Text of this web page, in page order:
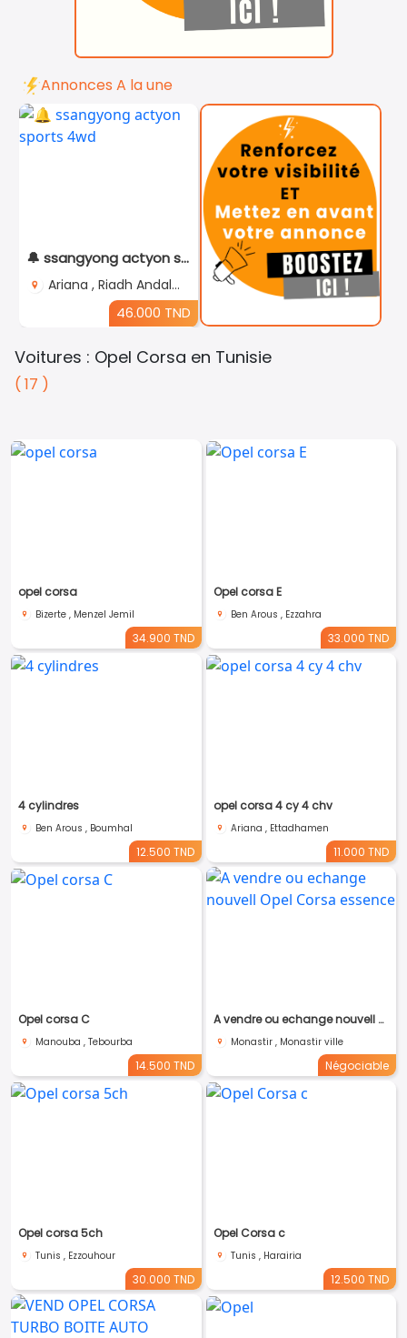
Voitures
Annonces A la une
🔔 ssangyong actyon sports 4wd
Ariana , Riadh Andalous
46.000 TND
Voitures : Opel Corsa en Tunisie
( 17 )
opel corsa
Bizerte , Menzel Jemil
34.900 TND
Opel corsa E
Ben Arous , Ezzahra
33.000 TND
4 cylindres
Ben Arous , Boumhal
12.500 TND
opel corsa 4 cy 4 chv
Ariana , Ettadhamen
11.000 TND
Opel corsa C
Manouba , Tebourba
14.500 TND
A vendre ou echange nouvell Opel Corsa essence
Monastir , Monastir ville
Négociable
Opel corsa 5ch
Tunis , Ezzouhour
30.000 TND
Opel Corsa c
Tunis , Harairia
12.500 TND